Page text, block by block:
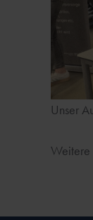
Unser
Weitere